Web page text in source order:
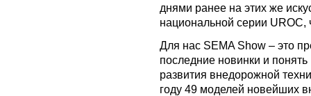
днями ранее на этих же
национальной серии
Для нас SEMA Show – это
последние новинки и
развития внедорожной
году 49 моделей новейших